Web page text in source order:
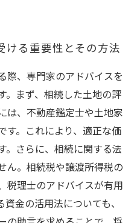
ける重要性とその方法
際、専門家のアドバイスを
。まず、相続した土地の評
は、不動産鑑定士や土地家
す。これにより、適正な価
。さらに、相続に関する法
ん。相続税や譲渡所得税の
税理士のアドバイスが有用
金の活用法についても、